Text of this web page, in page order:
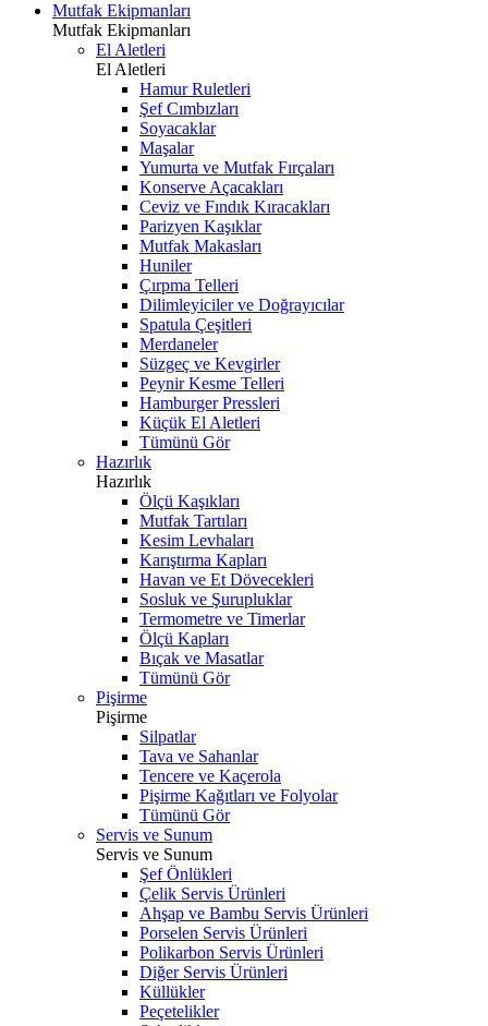
Mutfak Ekipmanları
Mutfak Ekipmanları
El Aletleri
El Aletleri
Hamur Ruletleri
Şef Cımbızları
Soyacaklar
Maşalar
Yumurta ve Mutfak Fırçaları
Konserve Açacakları
Ceviz ve Fındık Kıracakları
Parizyen Kaşıklar
Mutfak Makasları
Huniler
Çırpma Telleri
Dilimleyiciler ve Doğrayıcılar
Spatula Çeşitleri
Merdaneler
Süzgeç ve Kevgirler
Peynir Kesme Telleri
Hamburger Pressleri
Küçük El Aletleri
Tümünü Gör
Hazırlık
Hazırlık
Ölçü Kaşıkları
Mutfak Tartıları
Kesim Levhaları
Karıştırma Kapları
Havan ve Et Dövecekleri
Sosluk ve Şurupluklar
Termometre ve Timerlar
Ölçü Kapları
Bıçak ve Masatlar
Tümünü Gör
Pişirme
Pişirme
Silpatlar
Tava ve Sahanlar
Tencere ve Kaçerola
Pişirme Kağıtları ve Folyolar
Tümünü Gör
Servis ve Sunum
Servis ve Sunum
Şef Önlükleri
Çelik Servis Ürünleri
Ahşap ve Bambu Servis Ürünleri
Porselen Servis Ürünleri
Polikarbon Servis Ürünleri
Diğer Servis Ürünleri
Küllükler
Peçetelikler